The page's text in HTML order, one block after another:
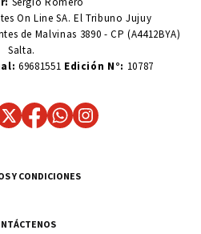
On Line SA. El Tribuno Jujuy
de Malvinas 3890 - CP (A4412BYA)
Salta.
69681551 Edición N°: 10787
Y CONDICIONES